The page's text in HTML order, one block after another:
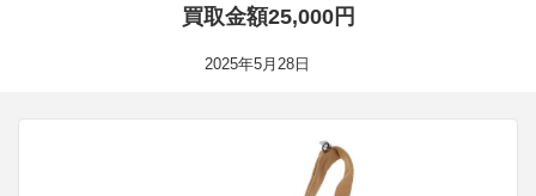
買取金額25,000円
2025年5月28日